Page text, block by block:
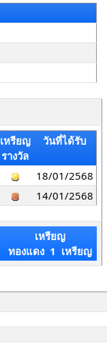
เหรียญ
รางวัล
วันที่ได้รับ
18/01/2568
14/01/2568
เหรียญ
ทองแดง 1 เหรียญ